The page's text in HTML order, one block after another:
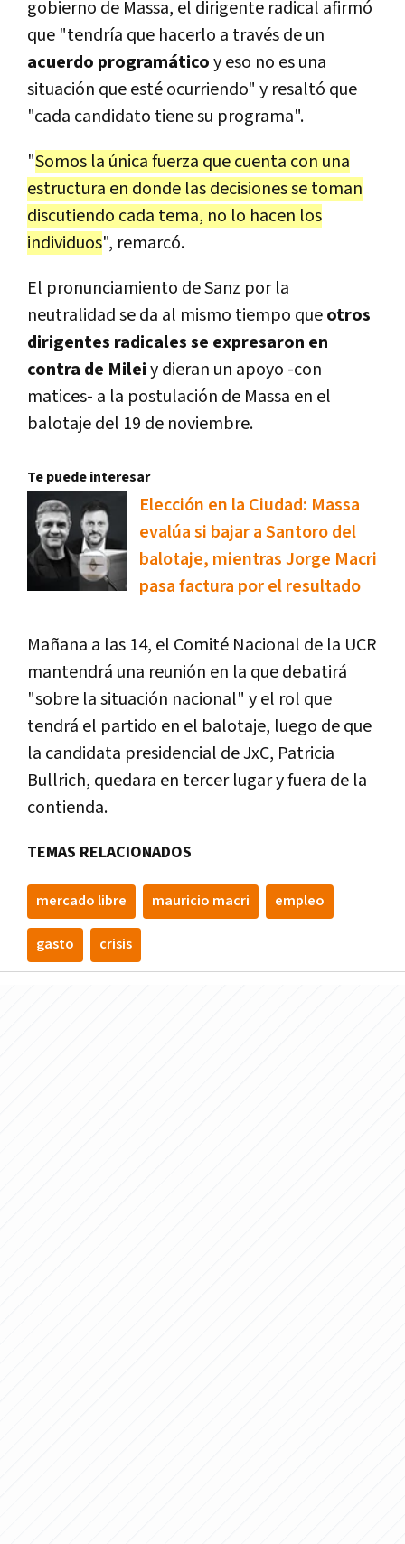
gobierno de Massa, el dirigente radical afirmó
que "tendría que hacerlo a través de un
acuerdo programáticoy eso no es una
situación que esté ocurriendo" y resaltó que
"cada candidato tiene su programa".
"Somos la única fuerza que cuenta con una
estructura en donde las decisiones se toman
discutiendo cada tema, no lo hacen los
individuos", remarcó.
El pronunciamiento de Sanz por la
neutralidad se da al mismo tiempo queotros
dirigentes radicales se expresaron en
contra de Mileiy dieran un apoyo -con
matices- a la postulación de Massa en el
balotaje del 19 de noviembre.
Te puede interesar
Elección en la Ciudad: Massa
evalúa si bajar a Santoro del
balotaje, mientras Jorge Macri
pasa factura por el resultado
Mañana a las 14, el Comité Nacional de la UCR
mantendrá una reunión en la que debatirá
"sobre la situación nacional" y el rol que
tendrá el partido en el balotaje, luego de que
la candidata presidencial de JxC, Patricia
Bullrich, quedara en tercer lugar y fuera de la
contienda.
TEMAS RELACIONADOS
mercado libre mauricio macri empleo
gasto crisis